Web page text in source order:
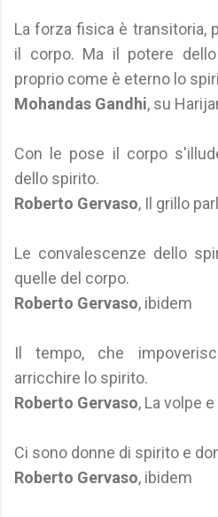
La forza fisica è transitoria,
il corpo. Ma il potere
proprio come è eterno lo
Mohandas Gandhi, su
Con le pose il corpo
dello spirito.
Roberto Gervaso, Il grillo
Le convalescenze dello
quelle del corpo.
Roberto Gervaso, ibidem
Il tempo, che
arricchire lo spirito.
Roberto Gervaso, La volpe
Ci sono donne di spirito e
Roberto Gervaso, ibidem